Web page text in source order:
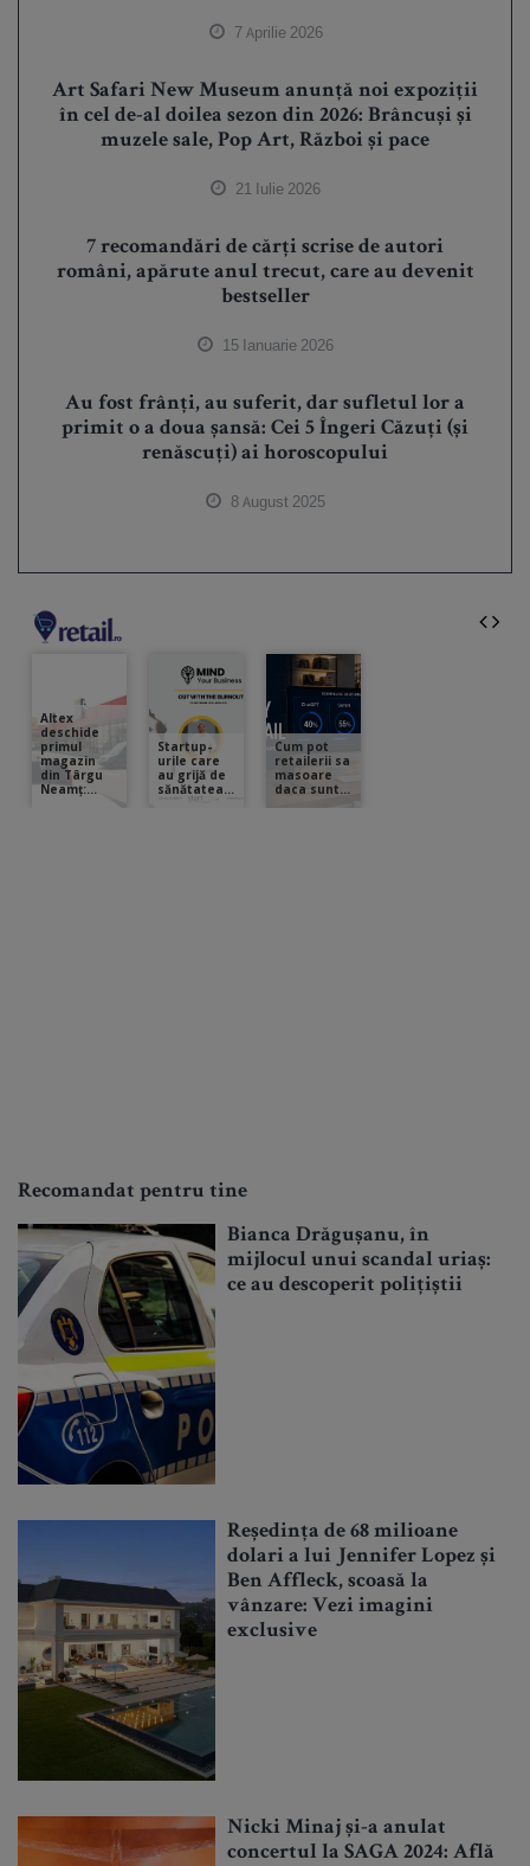
7 Aprilie 2026
Art Safari New Museum anunță noi expoziții
în cel de-al doilea sezon din 2026: Brâncuși și
muzele sale, Pop Art, Război și pace
21 Iulie 2026
7 recomandări de cărți scrise de autori
români, apărute anul trecut, care au devenit
bestseller
15 Ianuarie 2026
Au fost frânți, au suferit, dar sufletul lor a
primit o a doua șansă: Cei 5 Îngeri Căzuți (și
renăscuți) ai horoscopului
8 August 2025
Recomandat pentru tine
Bianca Drăgușanu, în
mijlocul unui scandal uriaș:
ce au descoperit polițiștii
Reședința de 68 milioane
dolari a lui Jennifer Lopez și
Ben Affleck, scoasă la
vânzare: Vezi imagini
exclusive
Nicki Minaj și-a anulat
concertul la SAGA 2024: Află